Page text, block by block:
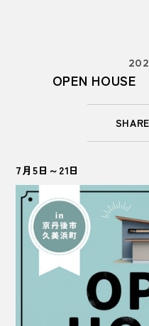
OPEN HOUSE
SHARE
7月5日～21日